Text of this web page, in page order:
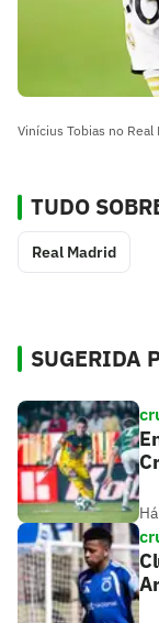
Vinícius Tobias no
TUDO
Real Madrid
SUGERIDA